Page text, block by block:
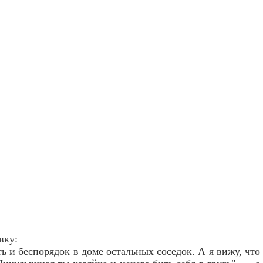
и беспорядок в доме остальных соседок. А я вижу, что